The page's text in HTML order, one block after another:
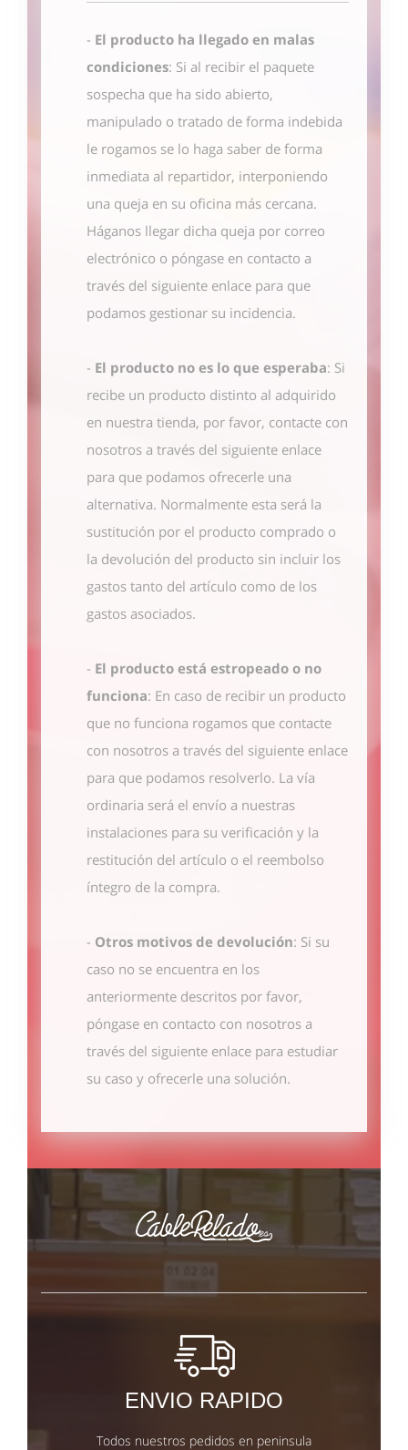
- El producto ha llegado en malas
condiciones: Si al recibir el paquete
sospecha que ha sido abierto,
manipulado o tratado de forma indebida
le rogamos se lo haga saber de forma
inmediata al repartidor, interponiendo
una queja en su oficina más cercana.
Háganos llegar dicha queja por correo
electrónico o póngase en contacto a
través del siguiente enlace para que
podamos gestionar su incidencia.
- El producto no es lo que esperaba: Si
recibe un producto distinto al adquirido
en nuestra tienda, por favor, contacte con
nosotros a través del siguiente enlace
para que podamos ofrecerle una
alternativa. Normalmente esta será la
sustitución por el producto comprado o
la devolución del producto sin incluir los
gastos tanto del artículo como de los
gastos asociados.
- El producto está estropeado o no
funciona: En caso de recibir un producto
que no funciona rogamos que contacte
con nosotros a través del siguiente enlace
para que podamos resolverlo. La vía
ordinaria será el envío a nuestras
instalaciones para su verificación y la
restitución del artículo o el reembolso
íntegro de la compra.
- Otros motivos de devolución: Si su
caso no se encuentra en los
anteriormente descritos por favor,
póngase en contacto con nosotros a
través del siguiente enlace para estudiar
su caso y ofrecerle una solución.
ENVIO RAPIDO
Todos nuestros pedidos en peninsula